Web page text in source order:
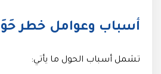
أسباب وعوامل خطر
تشمل أسباب الحول ما يأتي: